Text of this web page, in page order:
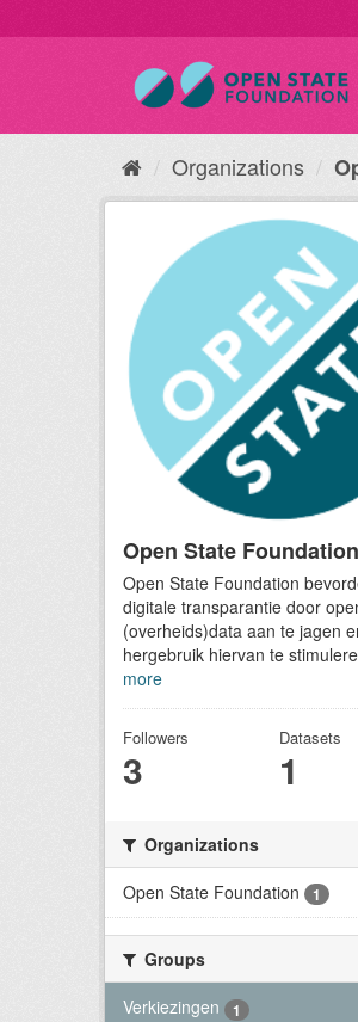
Organizations
Open State Foundation
Open State Foundation
digitale transparantie door
(overheids)data aan te jagen
hergebruik hiervan te
more
Followers
3
Datasets
1
Organizations
Open State Foundation
1
Groups
Verkiezingen
1